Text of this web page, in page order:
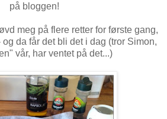
på bloggen!
meg på flere retter for første gang,
da får det bli det i dag (tror Simon,
vår, har ventet på det...)